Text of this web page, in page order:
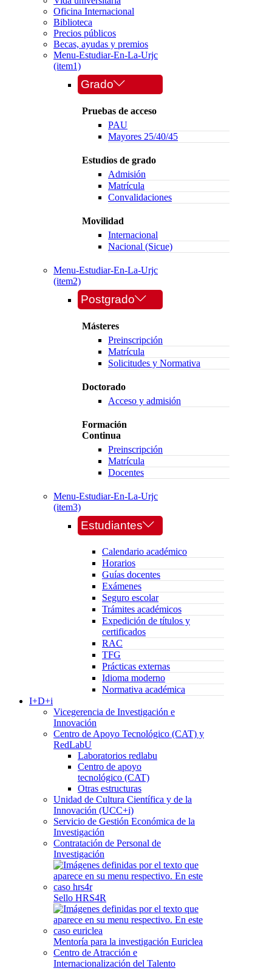
Oficina Internacional
Biblioteca
Precios públicos
Becas, ayudas y premios
Menu-Estudiar-En-La-Urjc
(item1)
Grado
Pruebas de acceso
PAU
Mayores 25/40/45
Estudios de grado
Admisión
Matrícula
Convalidaciones
Movilidad
Internacional
Nacional (Sicue)
Menu-Estudiar-En-La-Urjc
(item2)
Postgrado
Másteres
Preinscripción
Matrícula
Solicitudes y Normativa
Doctorado
Acceso y admisión
Formación
Continua
Preinscripción
Matrícula
Docentes
Menu-Estudiar-En-La-Urjc
(item3)
Estudiantes
Calendario académico
Horarios
Guías docentes
Exámenes
Seguro escolar
Trámites académicos
Expedición de títulos y
certificados
RAC
TFG
Prácticas externas
Idioma moderno
Normativa académica
I+D+i
Vicegerencia de Investigación e
Innovación
Centro de Apoyo Tecnológico (CAT) y
RedLabU
Laboratorios redlabu
Centro de apoyo
tecnológico (CAT)
Otras estructuras
Unidad de Cultura Científica y de la
Innovación (UCC+i)
Servicio de Gestión Económica de la
Investigación
Contratación de Personal de
Investigación
Sello HRS4R
Mentoría para la investigación Euriclea
Centro de Atracción e
Internacionalización del Talento